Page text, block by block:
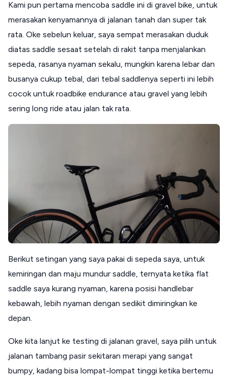
Kami pun pertama mencoba saddle ini di gravel bike, untuk
merasakan kenyamannya di jalanan tanah dan super tak
rata. Oke sebelun keluar, saya sempat merasakan duduk
diatas saddle sesaat setelah di rakit tanpa menjalankan
sepeda, rasanya nyaman sekalu, mungkin karena lebar dan
busanya cukup tebal, dari tebal saddlenya seperti ini lebih
cocok untuk roadbike endurance atau gravel yang lebih
sering long ride atau jalan tak rata.
Berikut setingan yang saya pakai di sepeda saya, untuk
kemiringan dan maju mundur saddle, ternyata ketika flat
saddle saya kurang nyaman, karena posisi handlebar
kebawah, lebih nyaman dengan sedikit dimiringkan ke
depan.
Oke kita lanjut ke testing di jalanan gravel, saya pilih untuk
jalanan tambang pasir sekitaran merapi yang sangat
bumpy, kadang bisa lompat-lompat tinggi ketika bertemu